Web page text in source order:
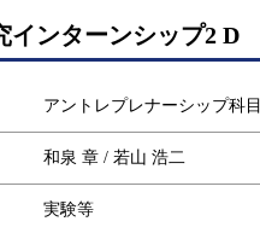
インターンシップ2 D
アントレプレナーシップ科目
和泉 章 / 若山 浩二
実験等